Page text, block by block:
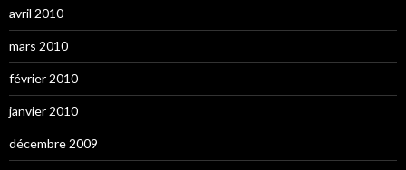
avril 2010
mars 2010
février 2010
janvier 2010
décembre 2009